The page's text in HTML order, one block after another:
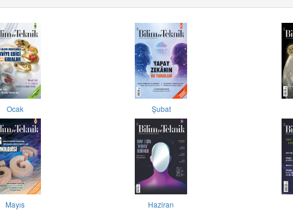
Ocak Şubat
Mayıs Haziran